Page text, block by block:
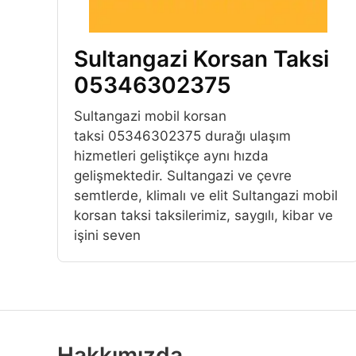
Sultangazi Korsan Taksi
05346302375
Sultangazi mobil korsan
taksi 05346302375 durağı ulaşım
hizmetleri geliştikçe aynı hızda
gelişmektedir. Sultangazi ve çevre
semtlerde, klimalı ve elit Sultangazi mobil
korsan taksi taksilerimiz, saygılı, kibar ve
işini seven